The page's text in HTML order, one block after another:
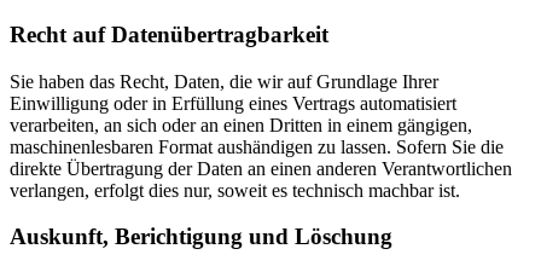
Recht auf Daten­übertrag­barkeit
Sie haben das Recht, Daten, die wir auf Grundlage Ihrer
Einwilligung oder in Erfüllung eines Vertrags automatisiert
verarbeiten, an sich oder an einen Dritten in einem gängigen,
maschinenlesbaren Format aushändigen zu lassen. Sofern Sie die
direkte Übertragung der Daten an einen anderen Verantwortlichen
verlangen, erfolgt dies nur, soweit es technisch machbar ist.
Auskunft, Berichtigung und Löschung